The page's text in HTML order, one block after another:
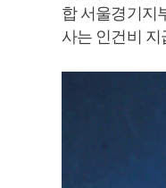
합 서울경기지
사는 인건비 지